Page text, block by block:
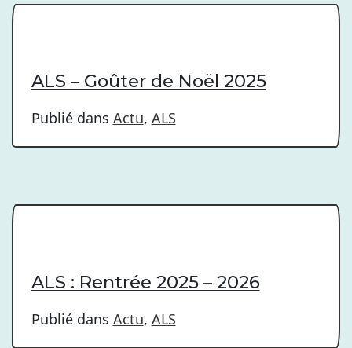
ALS – Goûter de Noël 2025
Publié dans Actu, ALS
ALS : Rentrée 2025 – 2026
Publié dans Actu, ALS